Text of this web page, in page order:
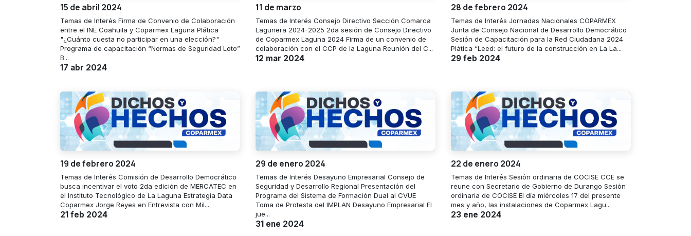
15 de abril 2024
Temas de Interés Firma de Convenio de Colaboración
entre el INE Coahuila y Coparmex Laguna Plática
"¿Cuánto cuesta no participar en una elección?"
Programa de capacitación “Normas de Seguridad Loto”
B...
17 abr 2024
11 de marzo
Temas de Interés Consejo Directivo Sección Comarca
Lagunera 2024-2025 2da sesión de Consejo Directivo
de Coparmex Laguna 2024 Firma de un convenio de
colaboración con el CCP de la Laguna Reunión del C...
12 mar 2024
28 de febrero 2024
Temas de Interés Jornadas Nacionales COPARMEX
Junta de Consejo Nacional de Desarrollo Democrático
Sesión de Capacitación para la Red Ciudadana 2024
Plática “Leed: el futuro de la construcción en La La...
29 feb 2024
19 de febrero 2024
Temas de Interés Comisión de Desarrollo Democrático
busca incentivar el voto 2da edición de MERCATEC en
el Instituto Tecnológico de La Laguna Estrategia Data
Coparmex Jorge Reyes en Entrevista con Mil...
21 feb 2024
29 de enero 2024
Temas de Interés Desayuno Empresarial Consejo de
Seguridad y Desarrollo Regional Presentación del
Programa del Sistema de Formación Dual al CVUE
Toma de Protesta del IMPLAN Desayuno Empresarial El
jue...
31 ene 2024
22 de enero 2024
Temas de Interés Sesión ordinaria de COCISE CCE se
reune con Secretario de Gobierno de Durango Sesión
ordinaria de COCISE El día miércoles 17 del presente
mes y año, las instalaciones de Coparmex Lagu...
23 ene 2024